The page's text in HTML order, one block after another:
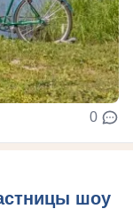
0
шоу